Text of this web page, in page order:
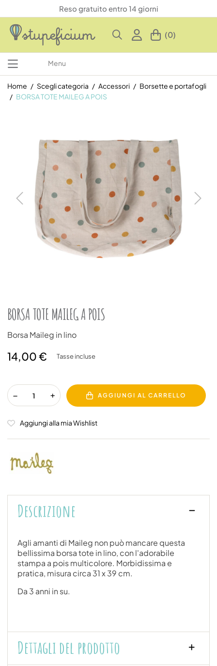
Reso gratuito entro 14 giorni
(0)
Menu
Home Scegli categoria Accessori
Borsette e portafogli
BORSA TOTE MAILEG A POIS
BORSA TOTE MAILEG A POIS
Borsa Maileg in lino
14,00 € Tasse incluse
AGGIUNGI AL CARRELLO
Aggiungi alla mia Wishlist
Descrizione
Agli amanti di Maileg non può mancare questa
bellissima borsa tote in lino, con l'adorabile
stampa a pois multicolore. Morbidissima e
pratica, misura circa 31 x 39 cm.
Da 3 anni in su.
Dettagli del prodotto